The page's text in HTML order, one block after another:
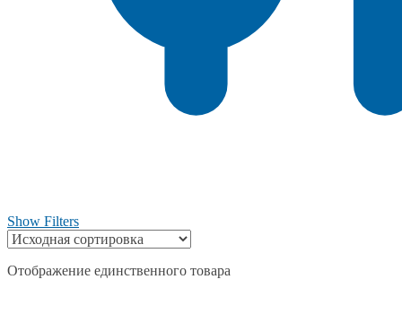
Show Filters
Отображение единственного товара